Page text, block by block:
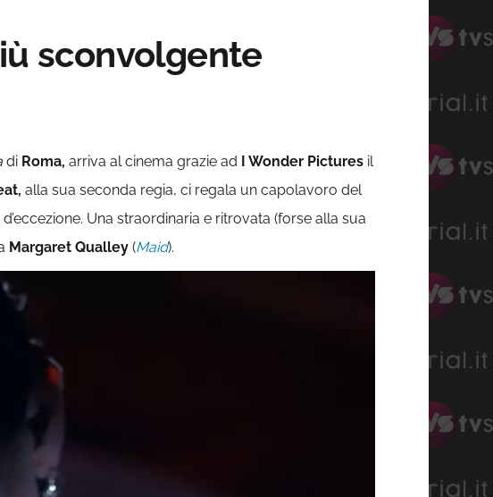
sconvolgente
di Roma, arriva al cinema grazie ad I Wonder Pictures il
alla sua seconda regia, ci regala un capolavoro del
Una straordinaria e ritrovata (forse alla sua
Margaret Qualley (Maid).